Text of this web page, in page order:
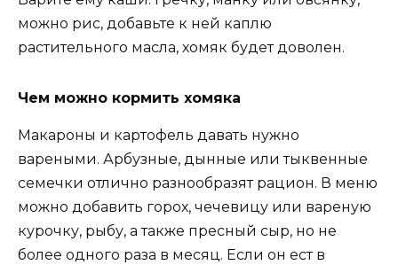
можно рис, добавьте к ней каплю
растительного масла, хомяк будет доволен.
Чем можно кормить хомяка
Макароны и картофель давать нужно
вареными. Арбузные, дынные или тыквенные
семечки отлично разнообразят рацион. В меню
можно добавить горох, чечевицу или вареную
курочку, рыбу, а также пресный сыр, но не
более одного раза в месяц. Если он ест в